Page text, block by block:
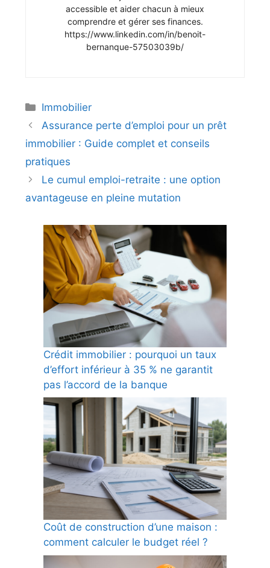
accessible et aider chacun à mieux
comprendre et gérer ses finances.
https://www.linkedin.com/in/benoit-
bernanque-57503039b/
Catégories
Immobilier
Assurance perte d’emploi pour un prêt
immobilier : Guide complet et conseils
pratiques
Le cumul emploi-retraite : une option
avantageuse en pleine mutation
Crédit immobilier : pourquoi un taux
d’effort inférieur à 35 % ne garantit
pas l’accord de la banque
Coût de construction d’une maison :
comment calculer le budget réel ?